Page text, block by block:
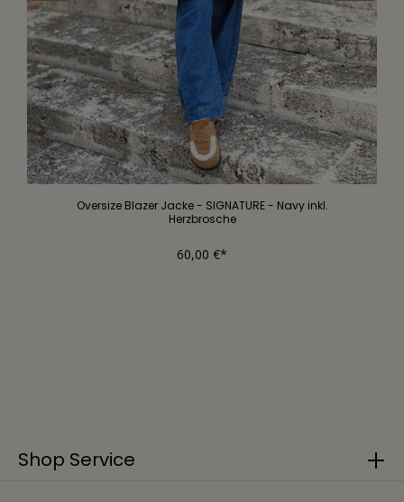
Oversize Blazer Jacke - SIGNATURE - Navy inkl.
Herzbrosche
60,00 €*
Shop Service